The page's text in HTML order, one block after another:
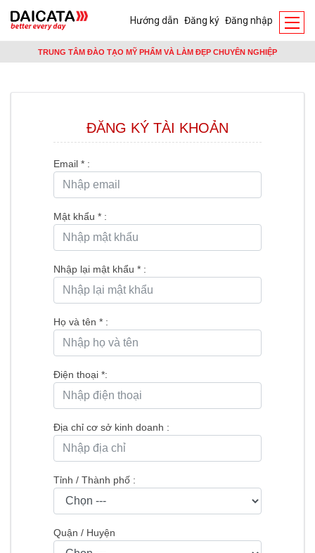
TRUNG TÂM ĐÀO TẠO MỸ PHẨM VÀ LÀM ĐẸP CHUYÊN NGHIỆP
Hướng dẫn Đăng ký Đăng nhập
ĐĂNG KÝ TÀI KHOẢN
Email * :
Mật khẩu * :
Nhập lại mật khẩu * :
Họ và tên * :
Điện thoại *:
Địa chỉ cơ sở kinh doanh :
Tỉnh / Thành phố :
Quận / Huyện